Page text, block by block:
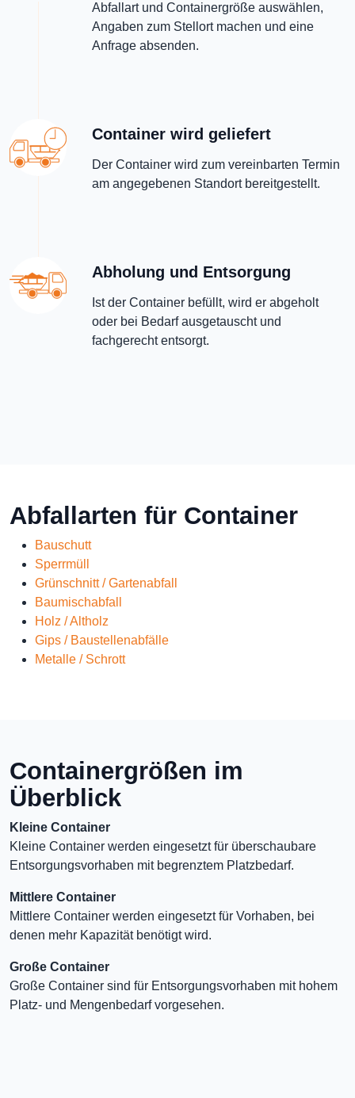
Abfallart und Containergröße auswählen,
Angaben zum Stellort machen und eine
Anfrage absenden.
Container wird geliefert
Der Container wird zum vereinbarten Termin
am angegebenen Standort bereitgestellt.
Abholung und Entsorgung
Ist der Container befüllt, wird er abgeholt
oder bei Bedarf ausgetauscht und
fachgerecht entsorgt.
Abfallarten für Container
Bauschutt
Sperrmüll
Grünschnitt / Gartenabfall
Baumischabfall
Holz / Altholz
Gips / Baustellenabfälle
Metalle / Schrott
Containergrößen im
Überblick
Kleine Container
Kleine Container werden eingesetzt für überschaubare
Entsorgungsvorhaben mit begrenztem Platzbedarf.
Mittlere Container
Mittlere Container werden eingesetzt für Vorhaben, bei
denen mehr Kapazität benötigt wird.
Große Container
Große Container sind für Entsorgungsvorhaben mit hohem
Platz- und Mengenbedarf vorgesehen.